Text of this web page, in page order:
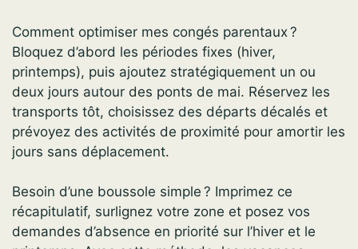
Comment optimiser mes congés parentaux ?
Bloquez d’abord les périodes fixes (hiver,
printemps), puis ajoutez stratégiquement un ou
deux jours autour des ponts de mai. Réservez les
transports tôt, choisissez des départs décalés et
prévoyez des activités de proximité pour amortir les
jours sans déplacement.
Besoin d’une boussole simple ? Imprimez ce
récapitulatif, surlignez votre zone et posez vos
demandes d’absence en priorité sur l’hiver et le